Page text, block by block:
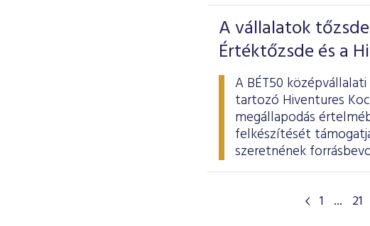
A vállalatok
Értéktőzsde és a
A BÉT50
tartozó Hiventures
megállapodás
felkészítését
szeretnének
1 ... 21